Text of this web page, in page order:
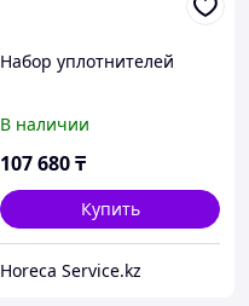
Набор уплотнителей
В наличии
107 680₸
Купить
Horeca Service.kz